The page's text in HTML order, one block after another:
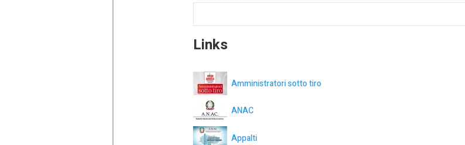
Links
Amministratori sotto tiro
ANAC
Appalti